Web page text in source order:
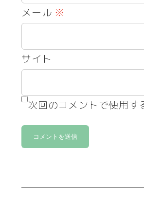
メール ※
サイト
次回のコメントで使用